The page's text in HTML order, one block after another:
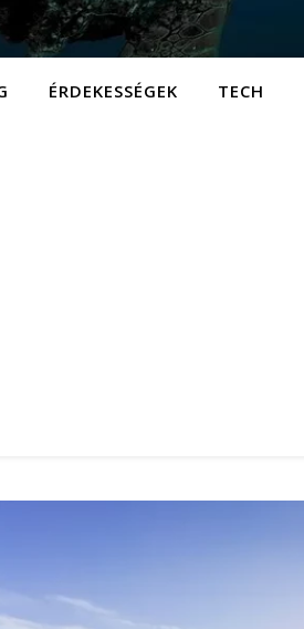
ÉRDEKESSÉGEK TECH